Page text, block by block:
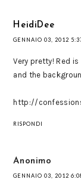
HeidiDee
GENNAIO 03, 2012
Very pretty! Red
and the
http://
RISPONDI
Anonimo
GENNAIO 03, 2012